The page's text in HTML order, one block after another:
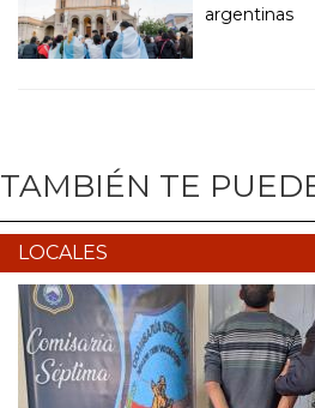
argentinas
TAMBIÉN TE
LOCALES